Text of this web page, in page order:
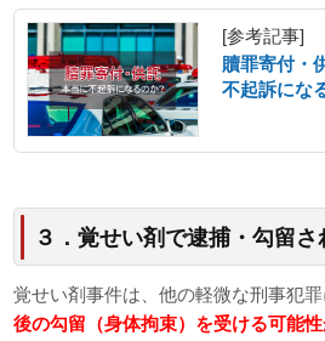
[参考記事]
贖罪寄付・
不起訴にな
３．覚せい剤で逮捕・勾留
覚せい剤事件は、他の軽微な刑事犯
後の勾留（身体拘束）を受ける可能